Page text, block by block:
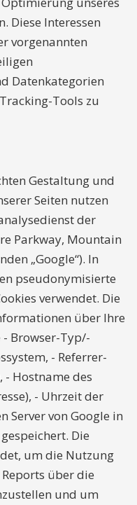
Diese Interessen
vorgenannten
Datenkategorien
Tools zu
Gestaltung und
Seiten nutzen
der
Parkway, Mountain
„Google“). In
pseudonymisierte
verwendet. Die
über Ihre
Browser-Typ/-
- Referrer-
- Hostname des
- Uhrzeit der
Server von Google in
Die
um die Nutzung
über die
und um